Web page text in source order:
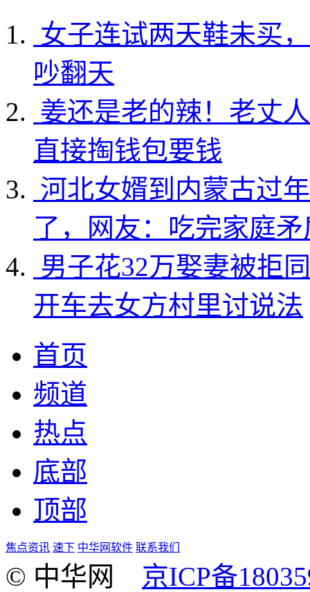
女子连试两天鞋未买
吵翻天
姜还是老的辣！老丈
直接掏钱包要钱
河北女婿到内蒙古过
了，网友：吃完家庭
男子花32万娶妻被拒
开车去女方村里讨说法
首页
频道
热点
底部
顶部
焦点资讯 速下 中华网软件 联系我们
© 中华网 京ICP备